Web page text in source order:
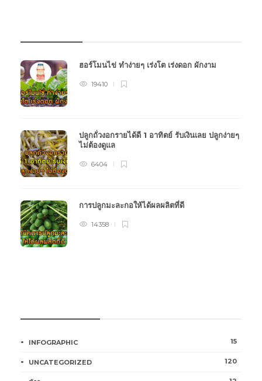
ฮอร์โมนไข่ ทำง่ายๆ เร่งโต เร่งดอก ผักงาม
19410
ปลูกถั่วงอกรายได้ดี 1 อาทิตย์ รับเงินเลย ปลูกง่ายๆ
ไม่ต้องดูแล
6404
การปลูกมะละกอให้ได้ผลผลิตที่ดี
14358
INFOGRAPHIC 15
UNCATEGORIZED 120